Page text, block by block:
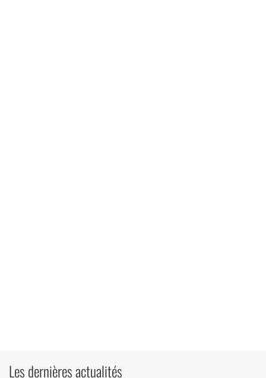
Les dernières actualités